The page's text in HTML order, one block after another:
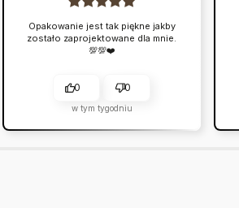
Opakowanie jest tak piękne jakby
zostało zaprojektowane dla mnie.
💯💯❤️
0 0
w tym tygodniu